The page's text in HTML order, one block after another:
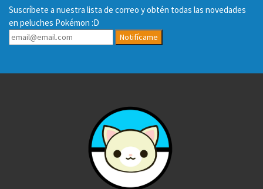
Suscríbete a nuestra lista de correo y obtén todas las novedades
en peluches Pokémon :D
Notifícame